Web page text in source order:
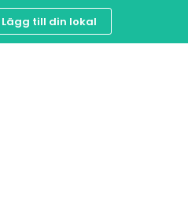
Lägg till din lokal